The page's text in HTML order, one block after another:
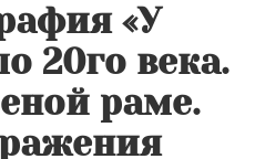
«У
20го века.
раме.